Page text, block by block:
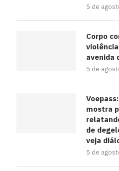
5 de
Corpo
avenida
5 de
mostra
de
veja
5 de